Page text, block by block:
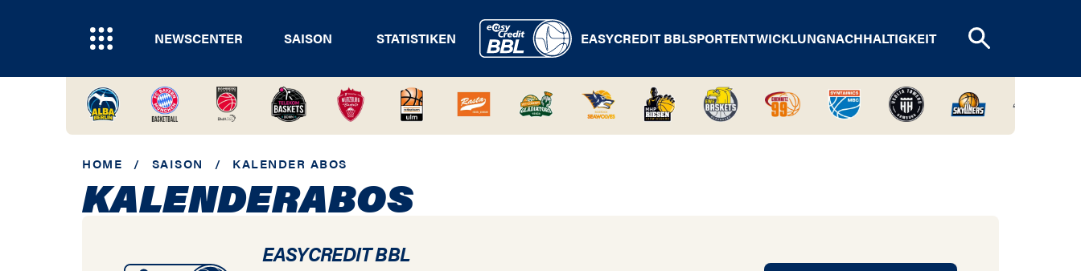
NEWSCENTER SAISON STATISTIKEN EASYCREDIT BBLSPORTENTWICKLUNGNACHHALTIGKEIT
HOME / SAISON / KALENDER ABOS
KALENDERABOS
EASYCREDIT BBL